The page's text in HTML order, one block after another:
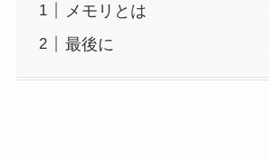
メモリとは
最後に